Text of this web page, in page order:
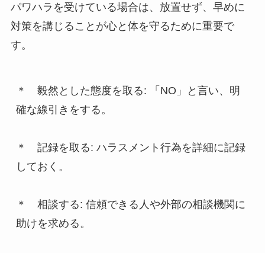
パワハラを受けている場合は、放置せず、早めに
対策を講じることが心と体を守るために重要で
す。
＊　毅然とした態度を取る: 「NO」と言い、明
確な線引きをする。
＊　記録を取る: ハラスメント行為を詳細に記録
しておく。
＊　相談する: 信頼できる人や外部の相談機関に
助けを求める。